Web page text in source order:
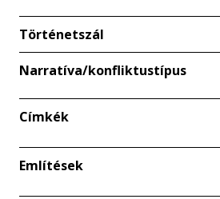
Történetszál
Narratíva/konfliktustípus
Címkék
Említések